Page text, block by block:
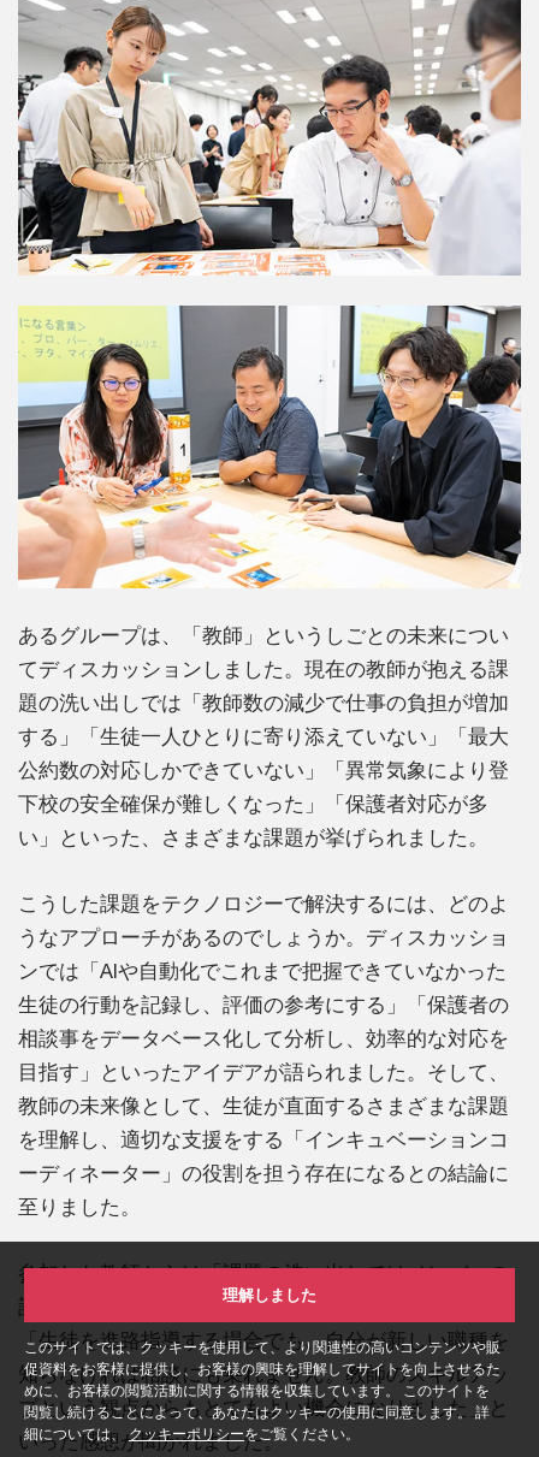
このサイトでは、クッキーを使用して、より関連性の高いコンテンツや販
促資料をお客様に提供し、お客様の興味を理解してサイトを向上させるた
めに、お客様の閲覧活動に関する情報を収集しています。 このサイトを
閲覧し続けることによって、あなたはクッキーの使用に同意します。 詳
細については、クッキーポリシーをご覧ください。
理解しました
あるグループは、「教師」というしごとの未来につい
てディスカッションしました。現在の教師が抱える課
題の洗い出しでは「教師数の減少で仕事の負担が増加
する」「生徒一人ひとりに寄り添えていない」「最大
公約数の対応しかできていない」「異常気象により登
下校の安全確保が難しくなった」「保護者対応が多
い」といった、さまざまな課題が挙げられました。
こうした課題をテクノロジーで解決するには、どのよ
うなアプローチがあるのでしょうか。ディスカッショ
ンでは「AIや自動化でこれまで把握できていなかった
生徒の行動を記録し、評価の参考にする」「保護者の
相談事をデータベース化して分析し、効率的な対応を
目指す」といったアイデアが語られました。そして、
教師の未来像として、生徒が直面するさまざまな課題
を理解し、適切な支援をする「インキュベーションコ
ーディネーター」の役割を担う存在になるとの結論に
至りました。
参加した教師からは「課題の洗い出しではメンバーの
話に共感したり、悩みを深掘りしたりできました」
「生徒を進路指導する場合でも、自分が新しい職種を
知らなければ相談にも乗れません。教師のスキルアッ
プという観点からもとてもよい機会になりました」と
いった感想が聞かれました。